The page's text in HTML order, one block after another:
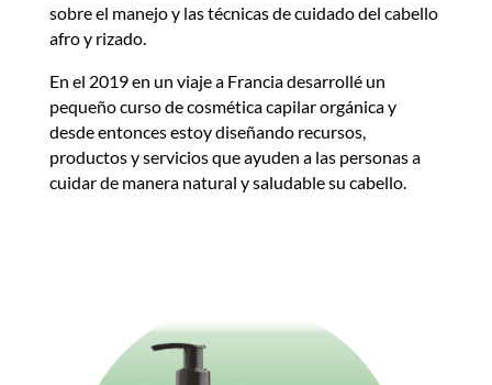
sobre el manejo y las técnicas de cuidado del cabello
afro y rizado.
En el 2019 en un viaje a Francia desarrollé un
pequeño curso de cosmética capilar orgánica y
desde entonces estoy diseñando recursos,
productos y servicios que ayuden a las personas a
cuidar de manera natural y saludable su cabello.